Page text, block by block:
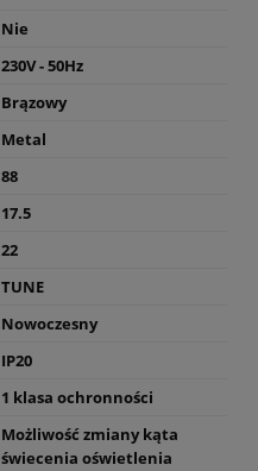
Nie
230V - 50Hz
Brązowy
Metal
88
17.5
22
TUNE
Nowoczesny
IP20
1 klasa ochronności
Możliwość zmiany kąta
świecenia oświetlenia